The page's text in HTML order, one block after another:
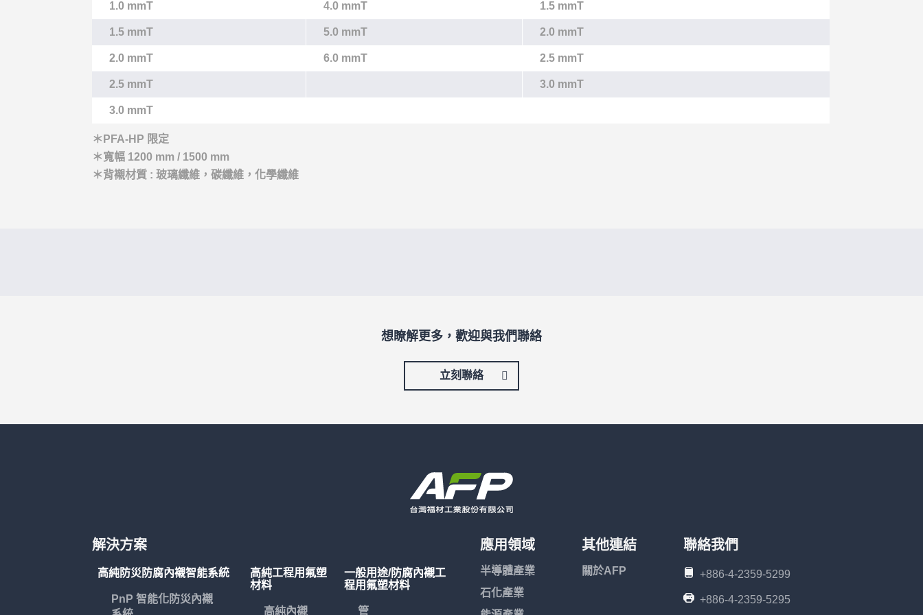
1.0 mmT 4.0 mmT 1.5 mmT
1.5 mmT 5.0 mmT 2.0 mmT
2.0 mmT 6.0 mmT 2.5 mmT
2.5 mmT 3.0 mmT
3.0 mmT
＊PFA-HP 限定
＊寬幅 1200 mm / 1500 mm
＊背襯材質 : 玻璃纖維，碳纖維，化學纖維
想瞭解更多，歡迎與我們聯絡
立刻聯絡
解決方案
高純防災防腐內襯智能系統
PnP 智能化防災內襯
高純工程用氟塑
材料
高純內襯
一般用途/防腐內襯工
程用氟塑材料
管
應用領域
半導體產業
石化產業
其他連結
關於AFP
聯絡我們
+886-4-2359-5299
+886-4-2359-5295